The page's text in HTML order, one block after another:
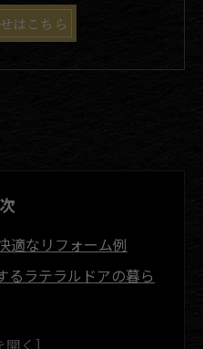
はこちら
適なリフォーム例
るラテラルドアの暮ら
リフォーム後の快適性